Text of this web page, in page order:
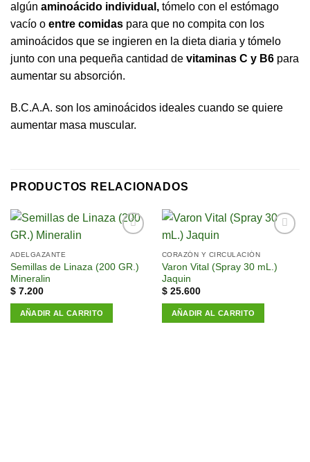
algún aminoácido individual, tómelo con el estómago
vacío o entre comidas para que no compita con los
aminoácidos que se ingieren en la dieta diaria y tómelo
junto con una pequeña cantidad de vitaminas C y B6 para
aumentar su absorción.
B.C.A.A. son los aminoácidos ideales cuando se quiere
aumentar masa muscular.
PRODUCTOS RELACIONADOS
lista de
deseos
ADELGAZANTE
Semillas de Linaza (200 GR.)
Mineralin
$7.200
AÑADIR AL CARRITO
lista de
deseos
CORAZÓN Y CIRCULACIÓN
Varon Vital (Spray 30 mL.)
Jaquin
$25.600
AÑADIR AL CARRITO